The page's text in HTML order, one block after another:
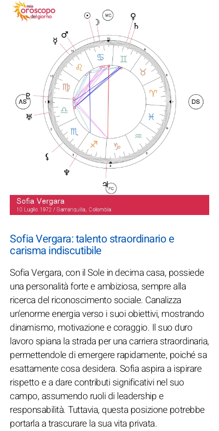
Sofia Vergara: talento straordinario e
carisma indiscutibile
Sofia Vergara, con il Sole in decima casa, possiede
una personalità forte e ambiziosa, sempre alla
ricerca del riconoscimento sociale. Canalizza
un'enorme energia verso i suoi obiettivi, mostrando
dinamismo, motivazione e coraggio. Il suo duro
lavoro spiana la strada per una carriera straordinaria,
permettendole di emergere rapidamente, poiché sa
esattamente cosa desidera. Sofia aspira a ispirare
rispetto e a dare contributi significativi nel suo
campo, assumendo ruoli di leadership e
responsabilità. Tuttavia, questa posizione potrebbe
portarla a trascurare la sua vita privata.